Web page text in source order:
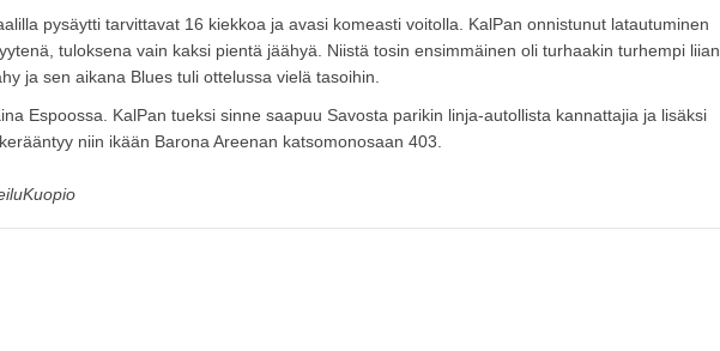
pysäytti tarvittavat 16 kiekkoa ja avasi komeasti voitolla. KalPan onnistunut latautuminen
tuloksena vain kaksi pientä jäähyä. Niistä tosin ensimmäinen oli turhaakin turhempi liian
ja sen aikana Blues tuli ottelussa vielä tasoihin.
Espoossa. KalPan tueksi sinne saapuu Savosta parikin linja-autollista kannattajia ja lisäksi
niin ikään Barona Areenan katsomonosaan 403.